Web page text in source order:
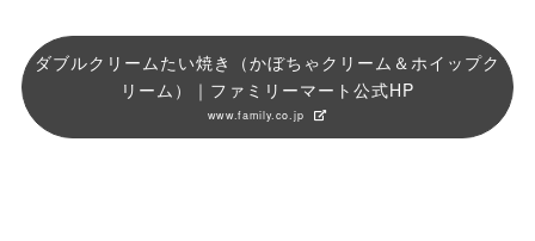
ダブルクリームたい焼き（かぼちゃクリーム＆ホイップク
リーム）｜ファミリーマート公式HP
www.family.co.jp